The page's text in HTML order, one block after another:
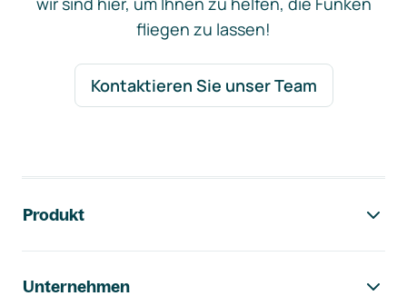
fliegen zu lassen!
Kontaktieren Sie unser Team
Produkt
Unternehmen